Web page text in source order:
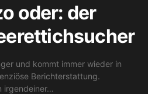
oder: der
und kommt immer wieder in
Berichterstattung.
irgendeiner…